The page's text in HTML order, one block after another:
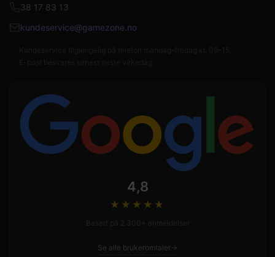
38 17 83 13
kundeservice@gamezone.no
4,8
★★★★ ★
Se alle brukeromtaler